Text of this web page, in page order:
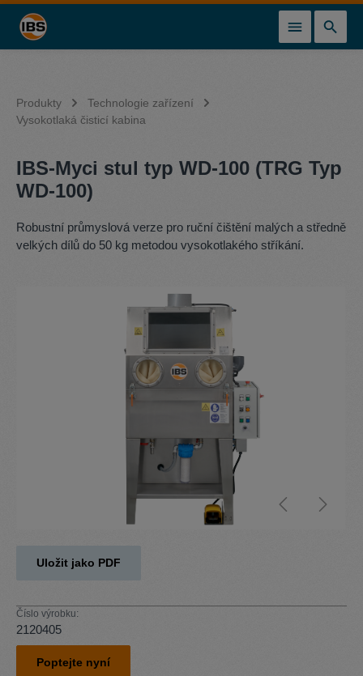
obsah
Produkty
Technologie zařízení
Vysokotlaká čisticí kabina
IBS-Myci stul typ WD-100 (TRG Typ
WD-100)
Robustní průmyslová verze pro ruční čištění malých a středně
velkých dílů do 50 kg metodou vysokotlakého stříkání.
Uložit jako PDF
Číslo výrobku:
2120405
Poptejte nyní